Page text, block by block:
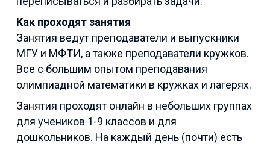
Как проходят занятия
Занятия ведут преподаватели и выпускники
МГУ и МФТИ, а также преподаватели кружков.
Все с большим опытом преподавания
олимпиадной математики в кружках и лагерях.
Занятия проходят онлайн в небольших группах
для учеников 1-9 классов и для
дошкольников. На каждый день (почти) есть